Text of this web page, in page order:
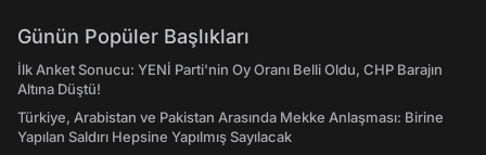
Günün Popüler Başlıkları
İlk Anket Sonucu: YENİ Parti'nin Oy Oranı Belli Oldu, CHP Barajın
Altına Düştü!
Türkiye, Arabistan ve Pakistan Arasında Mekke Anlaşması: Birine
Yapılan Saldırı Hepsine Yapılmış Sayılacak